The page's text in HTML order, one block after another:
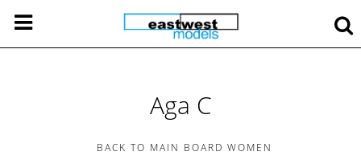
Aga C
BACK TO MAIN BOARD WOMEN